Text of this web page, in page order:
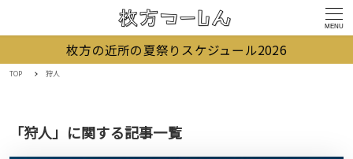
MENU
枚方の近所の夏祭りスケジュール2026
TOP 狩人
「狩人」に関する記事一覧